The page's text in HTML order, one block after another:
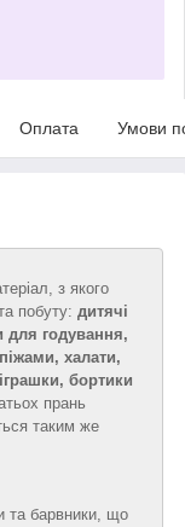
Оплата Умови
з якого
побуту: дитячі
для годування,
халати,
бортики
прань
таким же
та барвники, що